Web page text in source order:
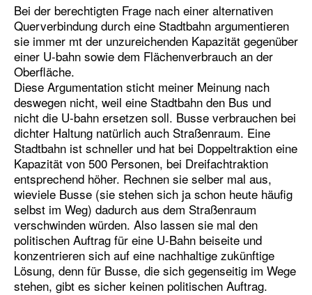
Bei der berechtigten Frage nach einer alternativen
Querverbindung durch eine Stadtbahn argumentieren
sie immer mt der unzureichenden Kapazität gegenüber
einer U-bahn sowie dem Flächenverbrauch an der
Oberfläche.
Diese Argumentation sticht meiner Meinung nach
deswegen nicht, weil eine Stadtbahn den Bus und
nicht die U-bahn ersetzen soll. Busse verbrauchen bei
dichter Haltung natürlich auch Straßenraum. Eine
Stadtbahn ist schneller und hat bei Doppeltraktion eine
Kapazität von 500 Personen, bei Dreifachtraktion
entsprechend höher. Rechnen sie selber mal aus,
wieviele Busse (sie stehen sich ja schon heute häufig
selbst im Weg) dadurch aus dem Straßenraum
verschwinden würden. Also lassen sie mal den
politischen Auftrag für eine U-Bahn beiseite und
konzentrieren sich auf eine nachhaltige zukünftige
Lösung, denn für Busse, die sich gegenseitig im Wege
stehen, gibt es sicher keinen politischen Auftrag.